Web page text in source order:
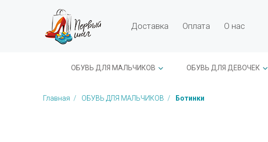
Доставка Оплата О нас
ОБУВЬ ДЛЯ МАЛЬЧИКОВ ОБУВЬ ДЛЯ ДЕВОЧЕК
Главная ОБУВЬ ДЛЯ МАЛЬЧИКОВ Ботинки